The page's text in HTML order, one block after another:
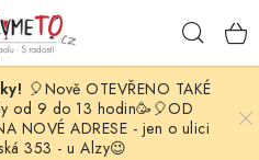
🎈Nově OTEVŘENO TAKÉ
od 9 do 13 hodin🥳🎈OD
NOVÉ ADRESE - jen o ulici
353 - u Alzy😉